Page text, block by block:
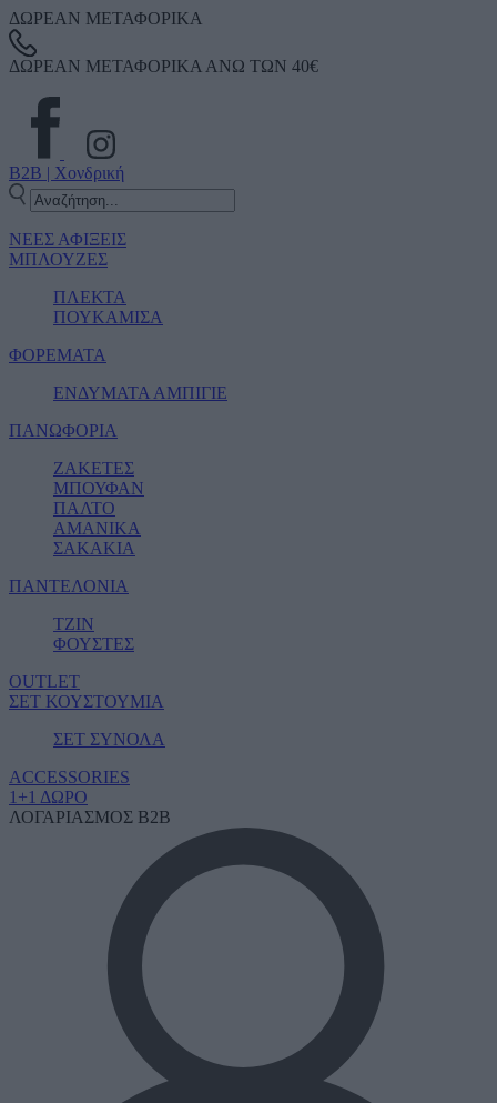
ΔΩΡΕΑΝ ΜΕΤΑΦΟΡΙΚΑ
ΔΩΡΕΑΝ ΜΕΤΑΦΟΡΙΚΑ ΑΝΩ ΤΩΝ 40€
B2B | Χονδρική
ΝΕΕΣ ΑΦΙΞΕΙΣ
ΜΠΛΟΥΖΕΣ
ΠΛΕΚΤΑ
ΠΟΥΚΑΜΙΣΑ
ΦΟΡΕΜΑΤΑ
ΕΝΔΥΜΑΤΑ ΑΜΠΙΓΙΕ
ΠΑΝΩΦΟΡΙΑ
ΖΑΚΕΤΕΣ
ΜΠΟΥΦΑΝ
ΠΑΛΤΟ
ΑΜΑΝΙΚΑ
ΣΑΚΑΚΙΑ
ΠΑΝΤΕΛΟΝΙΑ
ΤΖΙΝ
ΦΟΥΣΤΕΣ
OUTLET
ΣΕΤ ΚΟΥΣΤΟΥΜΙΑ
ΣΕΤ ΣΥΝΟΛΑ
ACCESSORIES
1+1 ΔΩΡΟ
ΛΟΓΑΡΙΑΣΜΟΣ B2B